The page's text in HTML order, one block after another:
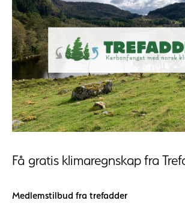
Få gratis klimaregnskap fra
Medlemstilbud fra trefadder